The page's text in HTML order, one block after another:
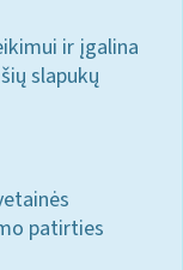
ir įgalina
slapukų
patirties